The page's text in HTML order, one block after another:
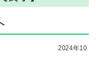
2024年10